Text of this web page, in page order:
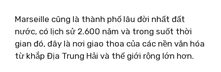
Marseille cũng là thành phố lâu đời nhất đất
nước, có lịch sử 2.600 năm và trong suốt thời
gian đó, đây là nơi giao thoa của các nền văn hóa
từ khắp Địa Trung Hải và thế giới rộng lớn hơn.